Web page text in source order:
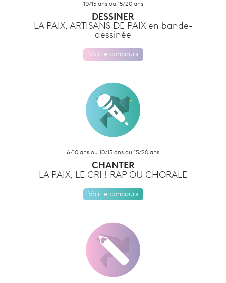
10/15 ans ou 15/20 ans
DESSINER
LA PAIX, ARTISANS DE PAIX en bande-
dessinée
Voir le concours
6/10 ans ou 10/15 ans ou 15/20 ans
CHANTER
LA PAIX, LE CRI ! RAP OU CHORALE
Voir le concours